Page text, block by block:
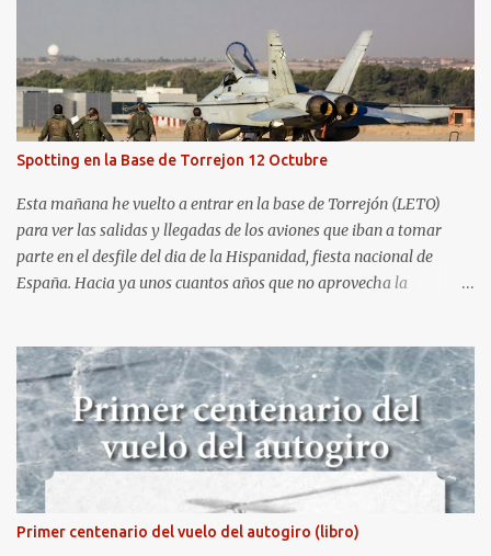
Aerospotters Principado a una genial sesión fotográfica en el
aeródromo de La Morgal (todavía no he tenido tiempo de
procesar esas imágenes). Al día siguiente, asistí al Festival Aéreo de
Gijón . He aquí algunas de las tomas que realicé este pasado
domingo.
Spotting en la Base de Torrejon 12 Octubre
Esta mañana he vuelto a entrar en la base de Torrejón (LETO)
para ver las salidas y llegadas de los aviones que iban a tomar
parte en el desfile del dia de la Hispanidad, fiesta nacional de
España. Hacia ya unos cuantos años que no aprovecha la
cercano en la senda de aterrizaje) pero... no es lo mismo :-) La cita
comenzaba a las 8:30 de la mañana en el control de seguridad de
la base militar con mas de 100 personas haciendo cola para
identificarnos antes de acceder. Una vez dentro, como otras
ocasiones, hemos dejado los coches en una zona común desde la
que nos han trasladado en autobuses por el interior de la base. La
primera parada ha sido en la plataforma al lado de donde estaban
aparcados los F18 y donde también había un veterano F4 Phantom
Primer centenario del vuelo del autogiro (libro)